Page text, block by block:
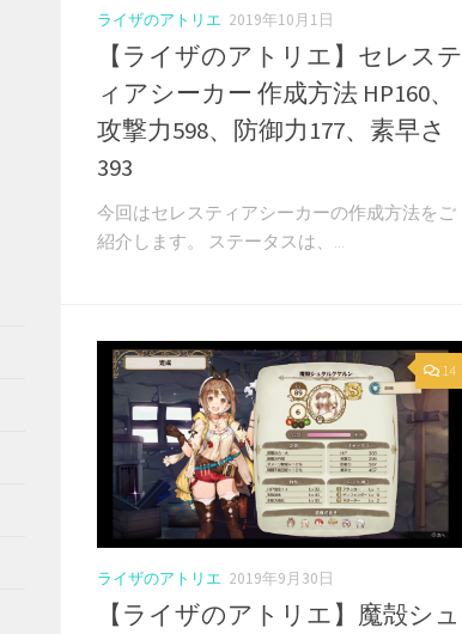
ライザのアトリエ 2019年10月1日
【ライザのアトリエ】セレステ
ィアシーカー 作成方法 HP160、
攻撃力598、防御力177、素早さ
393
今回はセレスティアシーカーの作成方法をご
紹介します。 ステータスは、...
14
ライザのアトリエ 2019年9月30日
【ライザのアトリエ】魔殻シュ